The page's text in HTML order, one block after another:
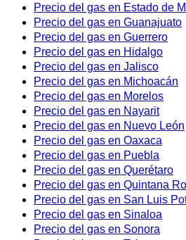
Precio del gas en Estado de
Precio del gas en Guanajuato
Precio del gas en Guerrero
Precio del gas en Hidalgo
Precio del gas en Jalisco
Precio del gas en Michoacán
Precio del gas en Morelos
Precio del gas en Nayarit
Precio del gas en Nuevo León
Precio del gas en Oaxaca
Precio del gas en Puebla
Precio del gas en Querétaro
Precio del gas en Quintana
Precio del gas en San Luis
Precio del gas en Sinaloa
Precio del gas en Sonora